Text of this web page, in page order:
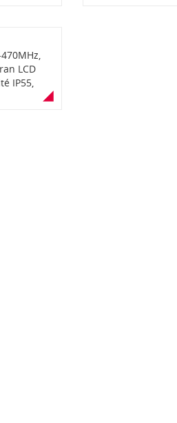
NXDN
LCD
IP55,
(éjection